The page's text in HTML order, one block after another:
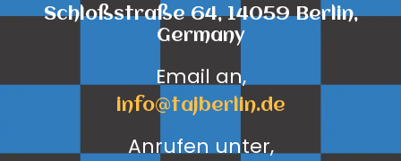
Schloßstraße 64, 14059 Berlin,
Germany
Email an,
info@tajberlin.de
Anrufen unter,